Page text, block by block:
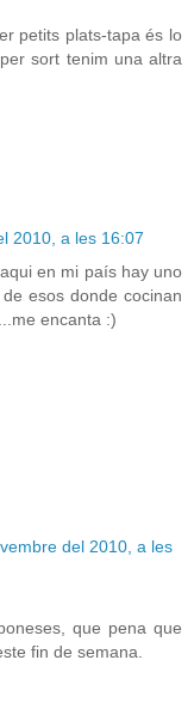
petits plats-tapa és lo
sort tenim una altra
2010, a les 16:07
en mi país hay uno
esos donde cocinan
encanta :)
del 2010, a les
que pena que
fin de semana.